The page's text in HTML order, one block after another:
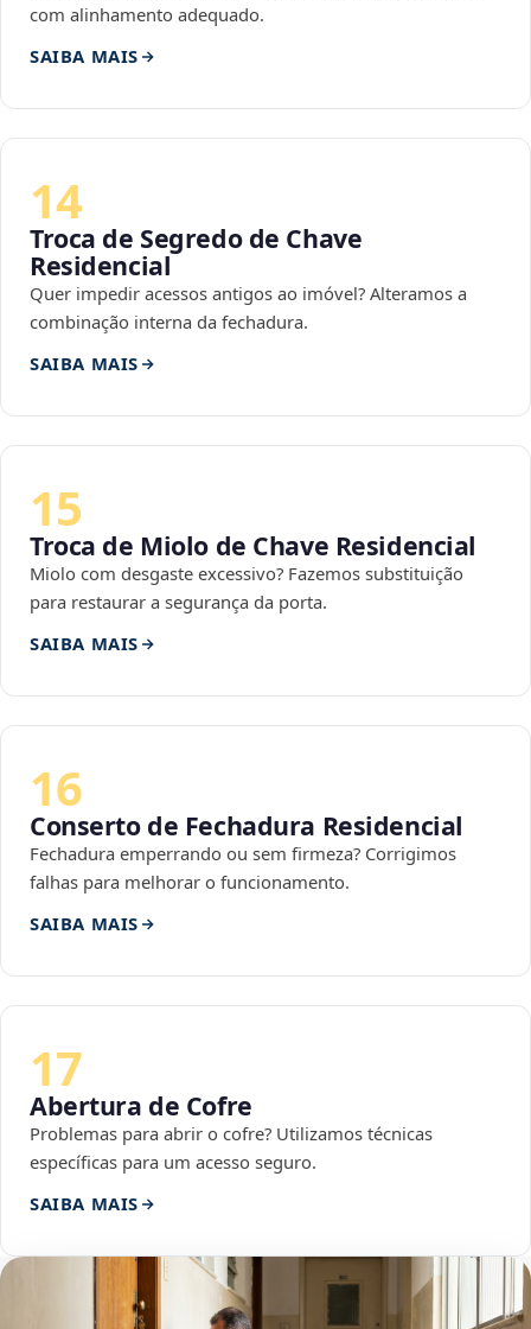
com alinhamento adequado.
SAIBA MAIS
14
Troca de Segredo de Chave
Residencial
Quer impedir acessos antigos ao imóvel? Alteramos a
combinação interna da fechadura.
SAIBA MAIS
15
Troca de Miolo de Chave Residencial
Miolo com desgaste excessivo? Fazemos substituição
para restaurar a segurança da porta.
SAIBA MAIS
16
Conserto de Fechadura Residencial
Fechadura emperrando ou sem firmeza? Corrigimos
falhas para melhorar o funcionamento.
SAIBA MAIS
17
Abertura de Cofre
Problemas para abrir o cofre? Utilizamos técnicas
específicas para um acesso seguro.
SAIBA MAIS